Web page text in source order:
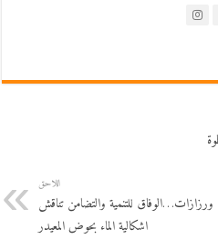
اللاحق
ورزازات…الوفاق للتنمية والتضامن تناقش
اشكالية الماء بحوض المعيدر